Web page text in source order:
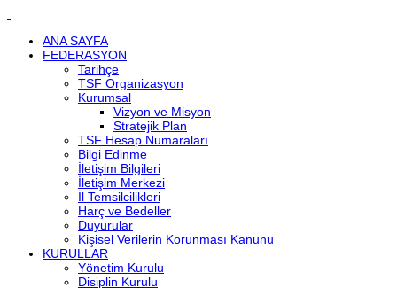
ANA SAYFA
FEDERASYON
Tarihçe
TSF Organizasyon
Kurumsal
Vizyon ve Misyon
Stratejik Plan
TSF Hesap Numaraları
Bilgi Edinme
İletişim Bilgileri
İletişim Merkezi
İl Temsilcilikleri
Harç ve Bedeller
Duyurular
Kişisel Verilerin Korunması Kanunu
KURULLAR
Yönetim Kurulu
Disiplin Kurulu